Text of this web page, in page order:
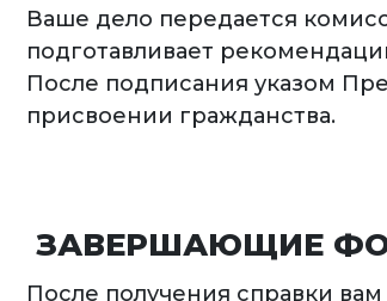
Ваше дело передается
подготавливает
После подписания указом
присвоении гражданства.
ЗАВЕРШАЮЩИЕ
После получения справки